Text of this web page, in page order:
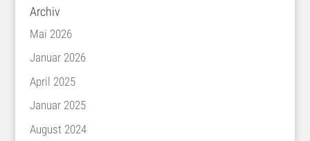
Archiv
Mai 2026
Januar 2026
April 2025
Januar 2025
August 2024